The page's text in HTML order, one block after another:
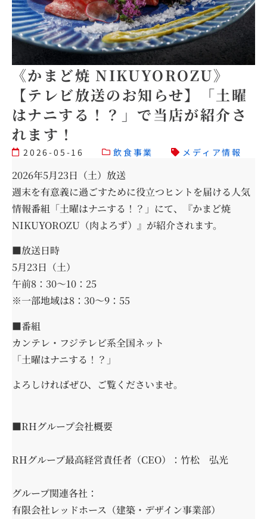
《かまど焼 NIKUYOROZU》
【テレビ放送のお知らせ】「土曜
はナニする！？」で当店が紹介さ
れます！
2026-05-16 飲食事業 メディア情報
2026年5月23日（土）放送
週末を有意義に過ごすために役立つヒントを届ける人気
情報番組「土曜はナニする！？」にて、『かまど焼
NIKUYOROZU（肉よろず）』が紹介されます。
■放送日時
5月23日（土）
午前8：30～10：25
※一部地域は8：30～9：55
■番組
カンテレ・フジテレビ系全国ネット
「土曜はナニする！？」
よろしければぜひ、ご覧くださいませ。
■RHグループ会社概要
RHグループ最高経営責任者（CEO）：竹松 弘光
グループ関連各社：
有限会社レッドホース（建築・デザイン事業部）